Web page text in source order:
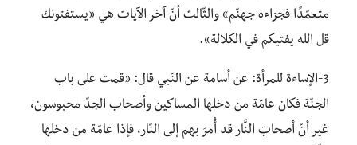
متعمّدًا فجزاءه جهنّم» والثّالث أنّ آخر الآيات هي «يستفتونك
قل الله يفتيكم في الكلالة».
3-الإساءة للمرأة: عن أسامة عن النّبي قال: «قمت على باب
الجنّة فكان عامّة من دخلها المساكين وأصحاب الجدّ محبوسون،
غير أنّ أصحابَ النَّار قد أُمِرَ بهم إلى النّار، فإذا عامّة من دخلها